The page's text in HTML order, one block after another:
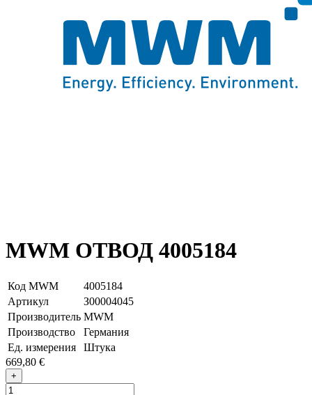
MWM ОТВОД 4005184
Код MWM
4005184
Артикул
З00004045
Производитель MWM
Производство
Германия
Ед. измерения
Штука
669,80 €
+